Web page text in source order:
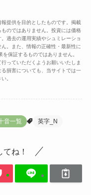
提供を目的としたものです。掲載
のではありません。投資には価格
過去の運用実績やシュミレーショ
。また、情報の正確性・最新性に
保証するものではありません。
っていただくようお願いいたしま
損害についても、当サイトでは一
。
音一覧 英字_N
ね！